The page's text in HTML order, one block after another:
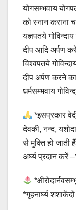
योगसम्भवाय
को स्नान कराना
यज्ञपतये
दीप आदि अर्पण
विश्वपतये
दीप अर्पण करने
धर्मसम्भवाय
*इसप्रकार
देवकी, नन्द,
से मुक्ति हो
अर्घ्य प्रदान करें
*गृहनार्घ्य